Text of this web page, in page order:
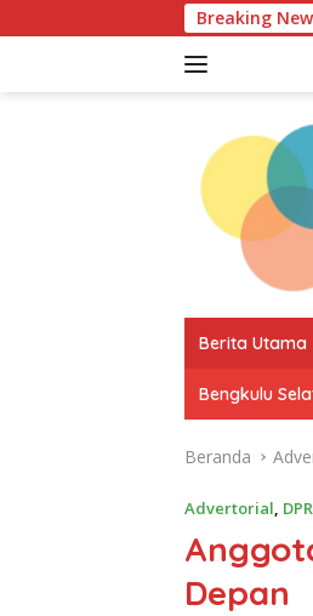
ke
Breaking
Berita Utama
Bengkulu
Beranda
Advertorial,
Depan